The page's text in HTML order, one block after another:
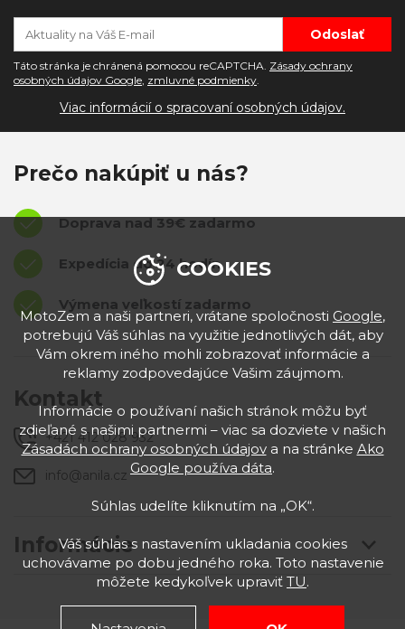
Táto stránka je chránená pomocou reCAPTCHA. Zásady ochrany
osobných údajov Google, zmluvné podmienky.
Viac informácií o spracovaní osobných údajov.
Prečo nakúpiť u nás?
Doprava nad 39€ zadarmo
Expedícia do 24 hodín
Výmena veľkostí zadarmo
Informácie
Kontakt
+421 412 028 932
info@anila.cz
COOKIES
MotoZem a naši partneri, vrátane spoločnosti Google,
potrebujú Váš súhlas na využitie jednotlivých dát, aby
Vám okrem iného mohli zobrazovať informácie a
reklamy zodpovedajúce Vašim záujmom.
Informácie o používaní našich stránok môžu byť
zdieľané s našimi partnermi – viac sa dozviete v našich
Zásadách ochrany osobných údajova na stránke Ako
Google používa dáta.
Súhlas udelíte kliknutím na „OK“.
Váš súhlas s nastavením ukladania cookies
uchovávame po dobu jedného roka. Toto nastavenie
môžete kedykoľvek upraviť TU.